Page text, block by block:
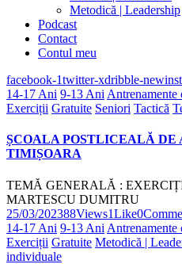
Metodică | Leadership
Podcast
Contact
Contul meu
facebook-1twitter-xdribble-new
14-17 Ani 9-13 Ani
Exerciții Gratuite Seniori Tactică
ȘCOALA POSTLICEALĂ DE
TIMIȘOARA
TEMĂ GENERALĂ :
MARTESCU DUMITRU
25/03/202388Views1Like0
14-17 Ani 9-13 Ani
Exerciții Gratuite Metodică |
individuale